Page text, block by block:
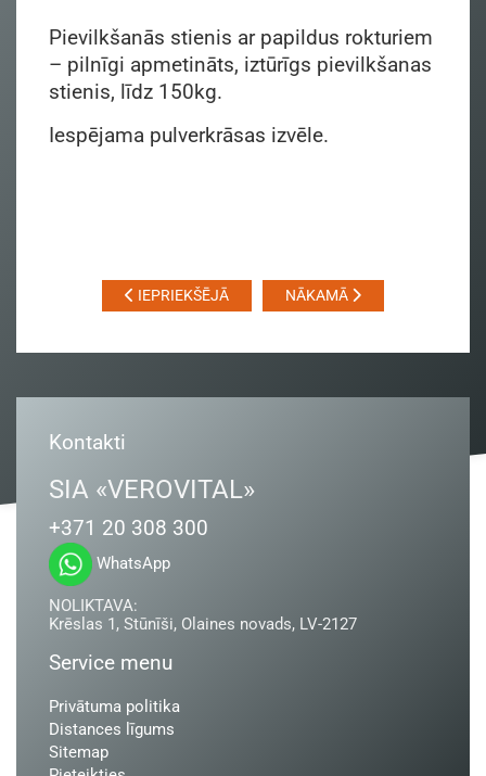
Pievilkšanās stienis ar papildus rokturiem
– pilnīgi apmetināts, iztūrīgs pievilkšanas
stienis, līdz 150kg.
Iespējama pulverkrāsas izvēle.
IEPRIEKŠĒJĀ NĀKAMĀ
Kontakti
SIA «VEROVITAL»
+371 20 308 300
WhatsApp
NOLIKTAVA:
Krēslas 1, Stūnīši, Olaines novads, LV-2127
Service menu
Privātuma politika
Distances līgums
Sitemap